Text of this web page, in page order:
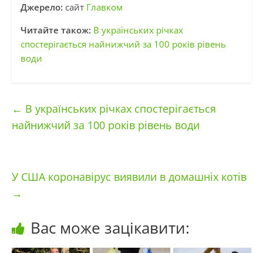
Джерело: сайт Главком
Читайте також: В українських річках
спостерігається найнижчий за 100 років рівень
води
← В українських річках спостерігається
найнижчий за 100 років рівень води
У США коронавірус виявили в домашніх котів
→
Вас може зацікавити: